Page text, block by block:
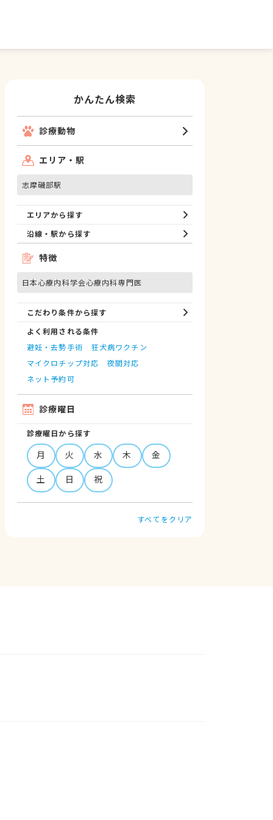
かんたん検索
診療動物
エリア・駅
志摩磯部駅
エリアから探す
沿線・駅から探す
特徴
日本心療内科学会心療内科専門医
こだわり条件から探す
よく利用される条件
避妊・去勢手術
狂犬病ワクチン
マイクロチップ対応
夜間対応
ネット予約可
診療曜日
診療曜日から探す
月 火 水 木
金
土
日 祝
すべてをクリア